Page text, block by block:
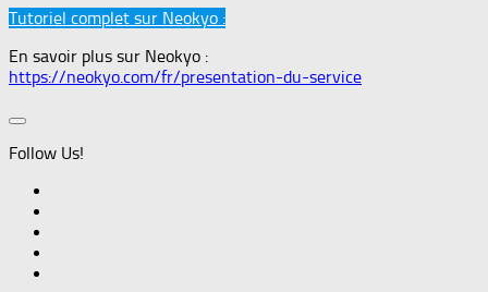
Tutoriel complet sur Neokyo :
En savoir plus sur Neokyo :
https://neokyo.com/fr/presentation-du-service
Follow Us!